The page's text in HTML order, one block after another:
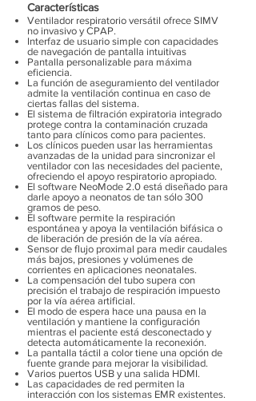
Características
Ventilador respiratorio versátil ofrece SIMV
no invasivo y CPAP.
Interfaz de usuario simple con capacidades
de navegación de pantalla intuitivas
Pantalla personalizable para máxima
eficiencia.
La función de aseguramiento del ventilador
admite la ventilación continua en caso de
ciertas fallas del sistema.
El sistema de filtración expiratoria integrado
protege contra la contaminación cruzada
tanto para clínicos como para pacientes.
Los clínicos pueden usar las herramientas
avanzadas de la unidad para sincronizar el
ventilador con las necesidades del paciente,
ofreciendo el apoyo respiratorio apropiado.
El software NeoMode 2.0 está diseñado para
darle apoyo a neonatos de tan sólo 300
gramos de peso.
El software permite la respiración
espontánea y apoya la ventilación bifásica o
de liberación de presión de la vía aérea.
Sensor de flujo proximal para medir caudales
más bajos, presiones y volúmenes de
corrientes en aplicaciones neonatales.
La compensación del tubo supera con
precisión el trabajo de respiración impuesto
por la vía aérea artificial.
El modo de espera hace una pausa en la
ventilación y mantiene la configuración
mientras el paciente está desconectado y
detecta automáticamente la reconexión.
La pantalla táctil a color tiene una opción de
fuente grande para mejorar la visibilidad.
Varios puertos USB y una salida HDMI.
Las capacidades de red permiten la
interacción con los sistemas EMR existentes.